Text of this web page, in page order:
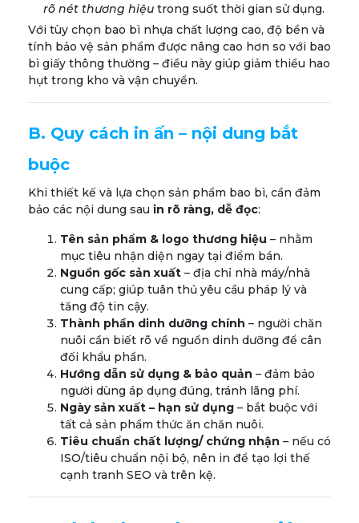
rõ nét thương hiệutrong suốt thời gian sử dụng.
Với tùy chọn bao bì nhựa chất lượng cao, độ bền và
tính bảo vệ sản phẩm được nâng cao hơn so với bao
bì giấy thông thường – điều này giúp giảm thiểu hao
hụt trong kho và vận chuyển.
B. Quy cách in ấn – nội dung bắt
buộc
Khi thiết kế và lựa chọn sản phẩm bao bì, cần đảm
bảo các nội dung sau in rõ ràng, dễ đọc:
Tên sản phẩm & logo thương hiệu – nhằm
mục tiêu nhận diện ngay tại điểm bán.
Nguồn gốc sản xuất – địa chỉ nhà máy/nhà
cung cấp; giúp tuân thủ yêu cầu pháp lý và
tăng độ tin cậy.
Thành phần dinh dưỡng chính – người chăn
nuôi cần biết rõ về nguồn dinh dưỡng để cân
đối khẩu phần.
Hướng dẫn sử dụng & bảo quản – đảm bảo
người dùng áp dụng đúng, tránh lãng phí.
Ngày sản xuất – hạn sử dụng – bắt buộc với
tất cả sản phẩm thức ăn chăn nuôi.
Tiêu chuẩn chất lượng/ chứng nhận – nếu có
ISO/tiêu chuẩn nội bộ, nên in để tạo lợi thế
cạnh tranh SEO và trên kệ.